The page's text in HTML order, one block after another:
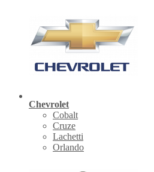
Chevrolet
Cobalt
Cruze
Lachetti
Orlando